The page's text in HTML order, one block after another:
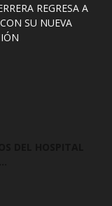
REGRESA A
SU NUEVA